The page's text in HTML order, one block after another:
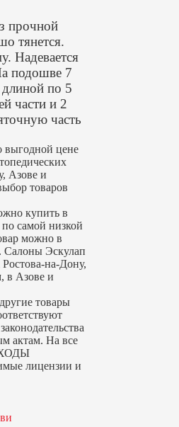
прочной
тянется.
Надевается
подошве 7
по 5
части и 2
часть
выгодной цене
Азове и
товаров
купить в
самой низкой
можно в
Салоны Эскулап
Ростова-на-Дону,
в Азове и
товары
актам. На все
лицензии и